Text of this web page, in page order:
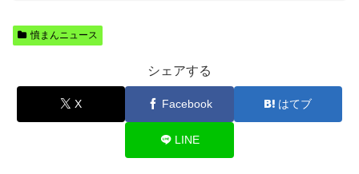
憤まんニュース
シェアする
X Facebook はてブ
LINE